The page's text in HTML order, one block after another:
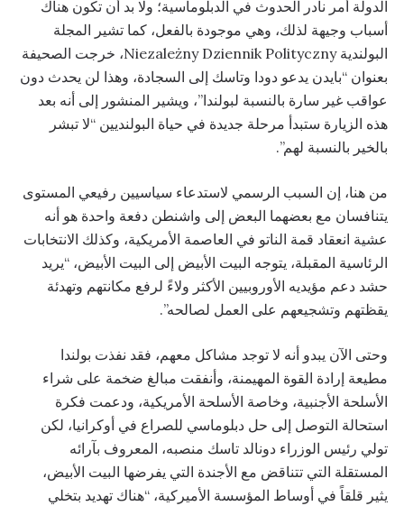
الدولة أمر نادر الحدوث في الدبلوماسية؛ ولا بد أن تكون هناك
أسباب وجيهة لذلك، وهي موجودة بالفعل، كما تشير المجلة
البولندية Niezależny Dziennik Polityczny، خرجت الصحيفة
بعنوان “بايدن يدعو دودا وتاسك إلى السجادة، وهذا لن يحدث دون
عواقب غير سارة بالنسبة لبولندا”، ويشير المنشور إلى أنه بعد
هذه الزيارة ستبدأ مرحلة جديدة في حياة البولنديين “لا تبشر
بالخير بالنسبة لهم”.
من هنا، إن السبب الرسمي لاستدعاء سياسيين رفيعي المستوى
يتنافسان مع بعضهما البعض إلى واشنطن دفعة واحدة هو أنه
عشية انعقاد قمة الناتو في العاصمة الأمريكية، وكذلك الانتخابات
الرئاسية المقبلة، يتوجه البيت الأبيض إلى البيت الأبيض، “يريد
حشد دعم مؤيديه الأوروبيين الأكثر ولاءً لرفع مكانتهم وتهدئة
يقظتهم وتشجيعهم على العمل لصالحه”.
وحتى الآن يبدو أنه لا توجد مشاكل معهم، فقد نفذت بولندا
مطيعة إرادة القوة المهيمنة، وأنفقت مبالغ ضخمة على شراء
الأسلحة الأجنبية، وخاصة الأسلحة الأمريكية، ودعمت فكرة
استحالة التوصل إلى حل دبلوماسي للصراع في أوكرانيا، لكن
تولي رئيس الوزراء دونالد تاسك منصبه، المعروف بآرائه
المستقلة التي تتناقض مع الأجندة التي يفرضها البيت الأبيض،
يثير قلقاً في أوساط المؤسسة الأميركية، “هناك تهديد بتخلي